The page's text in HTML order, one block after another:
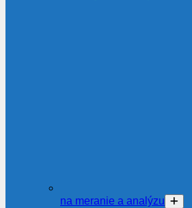
na meranie a analýzu